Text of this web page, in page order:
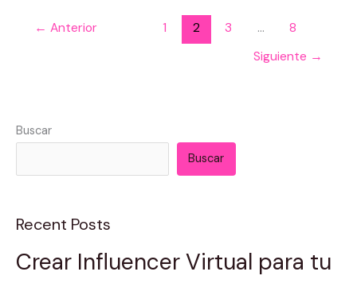
← Anterior 1 2 3 …
8
Siguiente →
Buscar
Buscar
Recent Posts
Crear Influencer Virtual para tu